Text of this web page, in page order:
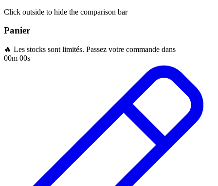
Click outside to hide the comparison bar
Panier
🔥 Les stocks sont limités. Passez votre commande dans
00m 00s